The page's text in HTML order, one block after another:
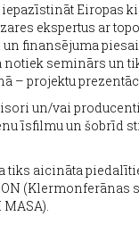
Eiropas
ekspertus ar
finansējuma
seminārs un
– projektu
un/vai
īsfilmu un šobrīd
tiks aicināta
(Klermonferānas